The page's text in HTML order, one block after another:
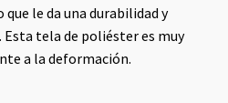
le da una durabilidad y
tela de poliéster es muy
a la deformación.